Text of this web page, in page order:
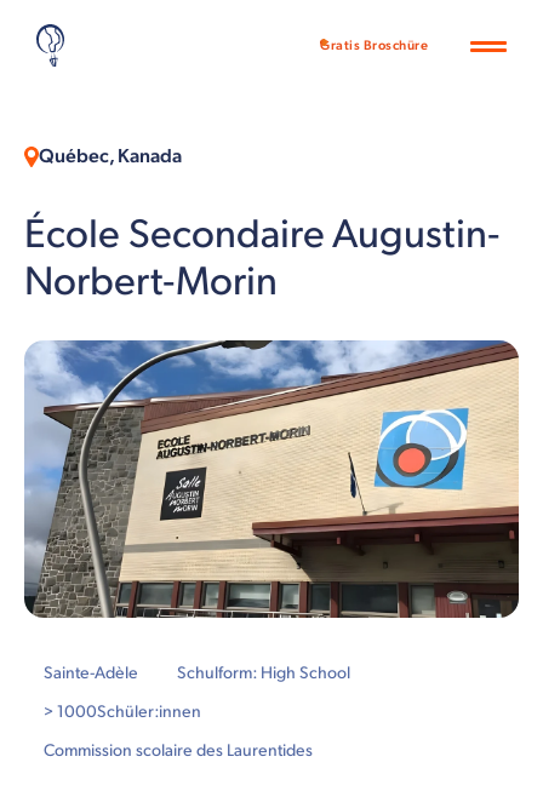
Gratis Broschüre
Québec, Kanada
École Secondaire Augustin-
Norbert-Morin
Sainte-Adèle
Schulform: High School
> 1000Schüler:innen
Commission scolaire des Laurentides